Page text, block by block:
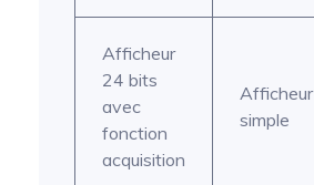
Afficheur
24 bits
avec
fonction
acquisition
Afficheur
simple